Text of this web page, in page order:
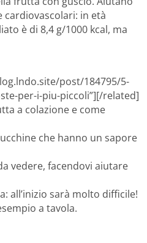
in età
è di 8,4 g/1000 kcal, ma
post/184795/5-
per-i-piu-piccoli”][/related]
a colazione e come
che hanno un sapore
vedere, facendovi aiutare
all’inizio sarà molto difficile!
a tavola.